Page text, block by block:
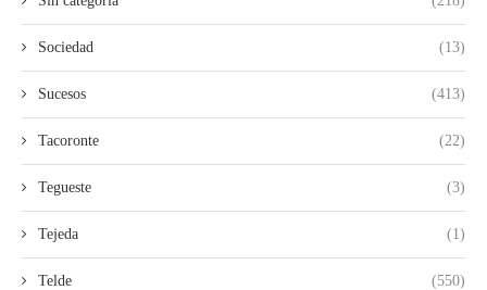
Sociedad (13)
Sucesos (413)
Tacoronte (22)
Tegueste (3)
Tejeda (1)
Telde (550)